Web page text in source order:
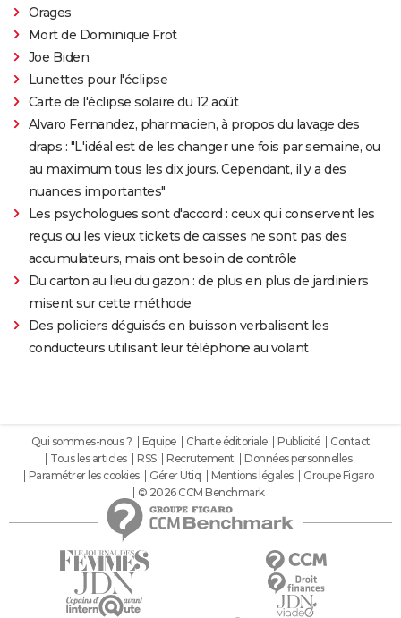
Orages
Mort de Dominique Frot
Joe Biden
Lunettes pour l'éclipse
Carte de l'éclipse solaire du 12 août
Alvaro Fernandez, pharmacien, à propos du lavage des
draps : "L'idéal est de les changer une fois par semaine, ou
au maximum tous les dix jours. Cependant, il y a des
nuances importantes"
Les psychologues sont d'accord : ceux qui conservent les
reçus ou les vieux tickets de caisses ne sont pas des
accumulateurs, mais ont besoin de contrôle
Du carton au lieu du gazon : de plus en plus de jardiniers
misent sur cette méthode
Des policiers déguisés en buisson verbalisent les
conducteurs utilisant leur téléphone au volant
Qui sommes-nous ? Equipe Charte éditoriale Publicité
Contact
Tous les articles
RSS Recrutement
Données personnelles
Paramétrer les cookies
Gérer Utiq Mentions légales
Groupe Figaro
© 2026 CCM Benchmark